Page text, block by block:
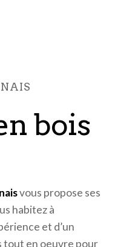
vous propose ses
habitez à
et d’un
tout en oeuvre pour